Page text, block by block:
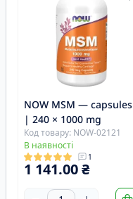
NOW MSM — capsules
| 240 × 1000 mg
Код товару: NOW-02121
В наявності
1
1 141.00 ₴